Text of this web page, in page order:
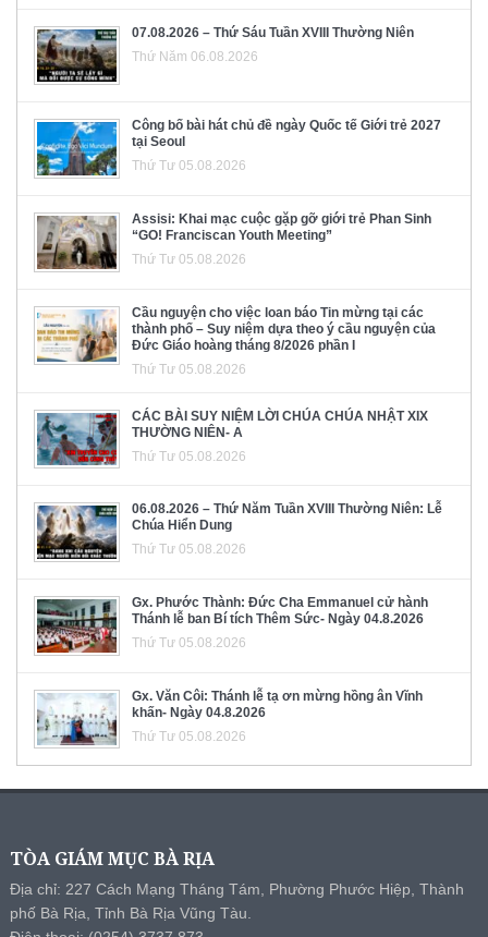
07.08.2026 – Thứ Sáu Tuần XVIII Thường Niên
Thứ Năm 06.08.2026
Công bố bài hát chủ đề ngày Quốc tế Giới trẻ 2027
tại Seoul
Thứ Tư 05.08.2026
Assisi: Khai mạc cuộc gặp gỡ giới trẻ Phan Sinh
“GO! Franciscan Youth Meeting”
Thứ Tư 05.08.2026
Cầu nguyện cho việc loan báo Tin mừng tại các
thành phố – Suy niệm dựa theo ý cầu nguyện của
Đức Giáo hoàng tháng 8/2026 phần I
Thứ Tư 05.08.2026
CÁC BÀI SUY NIỆM LỜI CHÚA CHÚA NHẬT XIX
THƯỜNG NIÊN- A
Thứ Tư 05.08.2026
06.08.2026 – Thứ Năm Tuần XVIII Thường Niên: Lễ
Chúa Hiển Dung
Thứ Tư 05.08.2026
Gx. Phước Thành: Đức Cha Emmanuel cử hành
Thánh lễ ban Bí tích Thêm Sức- Ngày 04.8.2026
Thứ Tư 05.08.2026
Gx. Văn Côi: Thánh lễ tạ ơn mừng hồng ân Vĩnh
khấn- Ngày 04.8.2026
Thứ Tư 05.08.2026
TÒA GIÁM MỤC BÀ RỊA
Địa chỉ: 227 Cách Mạng Tháng Tám, Phường Phước Hiệp, Thành
phố Bà Rịa, Tỉnh Bà Rịa Vũng Tàu.